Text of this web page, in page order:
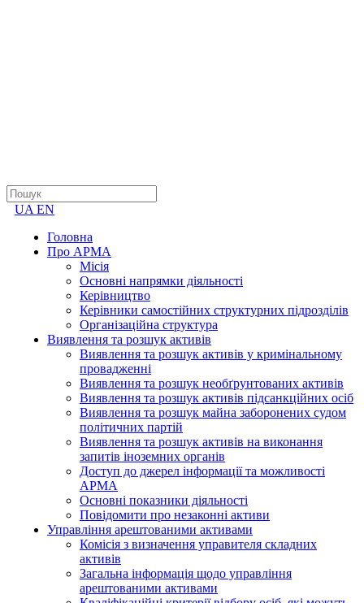
UA EN
Головна
Про АРМА
Місія
Основні напрямки діяльності
Керівництво
Керівники самостійних структурних підрозділів
Організаційна структура
Виявлення та розшук активів
Виявлення та розшук активів у кримінальному
провадженні
Виявлення та розшук необґрунтованих активів
Виявлення та розшук активів підсанкційних осіб
Виявлення та розшук майна заборонених судом
політичних партій
Виявлення та розшук активів на виконання
запитів іноземних органів
Доступ до джерел інформації та можливості
АРМА
Основні показники діяльності
Повідомити про незаконні активи
Управління арештованими активами
Комісія з визначення управителя складних
активів
Загальна інформація щодо управління
арештованими активами